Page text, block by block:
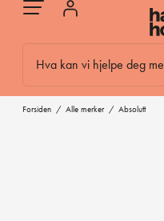
Hva kan vi hjelpe deg
Forsiden / Alle merker / Absolutt